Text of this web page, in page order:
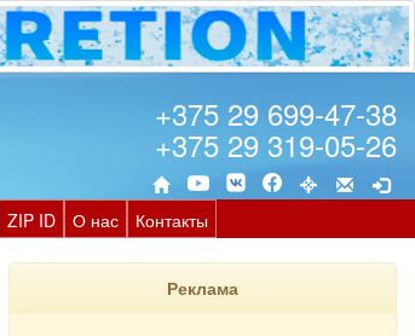
+375 29 699-47-38
+375 29 319-05-26
ZIP ID О нас Контакты
Реклама